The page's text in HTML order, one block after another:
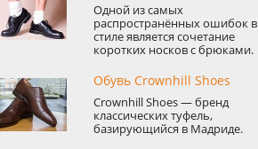
Одной из самых
распространённых ошибок в
стиле является сочетание
коротких носков с брюками.
Обувь Crownhill Shoes
Crownhill Shoes — бренд
классических туфель,
базирующийся в Мадриде.